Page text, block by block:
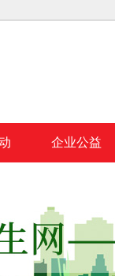
企业公益